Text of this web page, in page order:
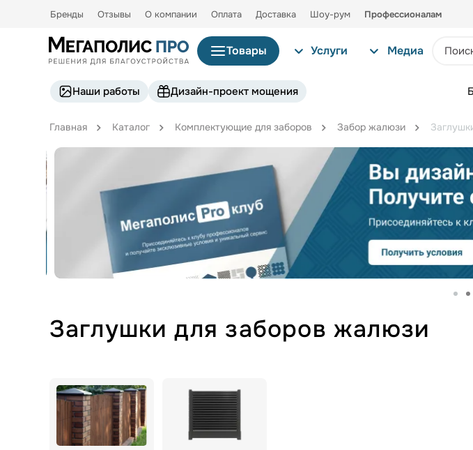
Бренды Отзывы О компании Оплата Доставка Шоу-рум Профессионалам
Товары Услуги Медиа
Наши работы Дизайн-проект мощения
Главная Каталог Комплектующие для заборов Забор жалюзи
Заглушки для заборов жалюзи